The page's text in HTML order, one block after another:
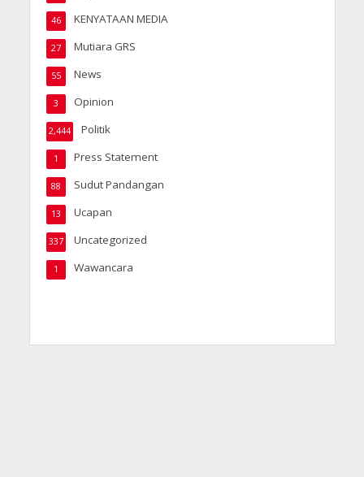
KENYATAAN MEDIA
46
Mutiara GRS
27
News
55
Opinion
3
Politik
2,444
Press Statement
1
Sudut Pandangan
88
Ucapan
13
Uncategorized
337
Wawancara
1